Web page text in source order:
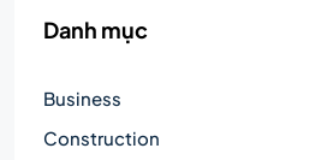
Danh mục
Business
Construction